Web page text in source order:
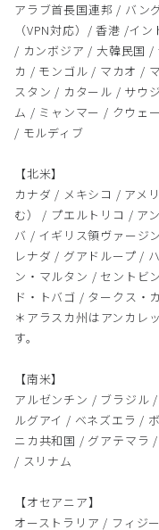
アラブ首長国連邦 / バン
（VPN対応）/ 香港 /イ
/ カンボジア / 大韓民国 /
カ / モンゴル / マカオ /
スタン / カタール / サウ
ム / ミャンマー / クウェ
/ モルディブ
【北米】
カナダ / メキシコ / アメ
む） / プエルトリコ / ア
バ / イギリス領ヴァージ
レナダ / グアドループ /
ン・マルタン / セントビ
ド・トバゴ / タークス・
＊アラスカ州はアンカレ
す。
【南米】
アルゼンチン / ブラジル
ルグアイ / ベネズエラ /
ニカ共和国 / グアテマラ
/ スリナム
【オセアニア】
オーストラリア / フィジ